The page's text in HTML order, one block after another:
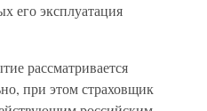
его эксплуатация
рассматривается
при этом страховщик